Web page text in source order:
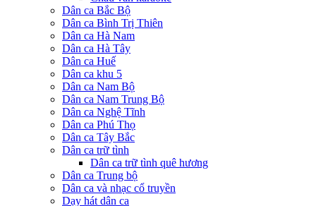
Dân ca Bắc Bộ
Dân ca Bình Trị Thiên
Dân ca Hà Nam
Dân ca Hà Tây
Dân ca Huế
Dân ca khu 5
Dân ca Nam Bộ
Dân ca Nam Trung Bộ
Dân ca Nghệ Tĩnh
Dân ca Phú Thọ
Dân ca Tây Bắc
Dân ca trữ tình
Dân ca trữ tình quê hương
Dân ca Trung bộ
Dân ca và nhạc cổ truyền
Dạy hát dân ca